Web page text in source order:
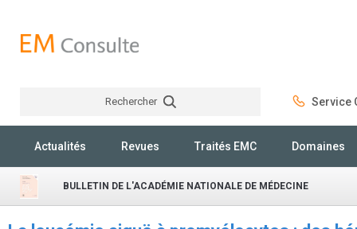
Rechercher Service
Actualités Revues Traités EMC Domaines
BULLETIN DE L'ACADÉMIE NATIONALE DE MÉDECINE